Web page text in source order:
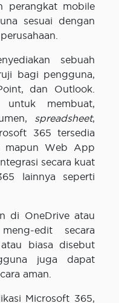
perangkat mobile
sesuai dengan
sebuah
bagi pengguna,
dan Outlook.
membuat,
spreadsheet,
365 tersedia
mapun Web App
secara kuat
lainnya seperti
di OneDrive atau
edit secara
biasa disebut
juga dapat
aman.
Microsoft 365,